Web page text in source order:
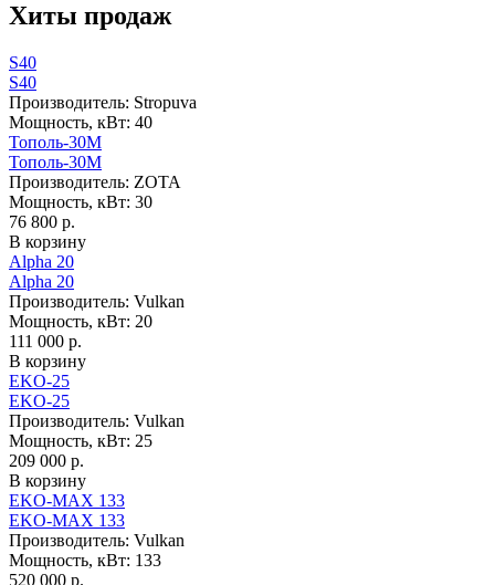
Хиты продаж
S40
S40
Производитель: Stropuva
Мощность, кВт: 40
Тополь-30М
Тополь-30М
Производитель: ZOTA
Мощность, кВт: 30
76 800 р.
В корзину
Alpha 20
Alpha 20
Производитель: Vulkan
Мощность, кВт: 20
111 000 р.
В корзину
EKO-25
EKO-25
Производитель: Vulkan
Мощность, кВт: 25
209 000 р.
В корзину
EKO-MAX 133
EKO-MAX 133
Производитель: Vulkan
Мощность, кВт: 133
520 000 р.